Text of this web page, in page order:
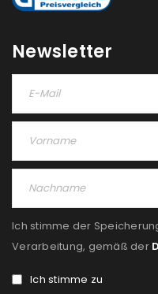
Newsletter
Ich stimme der
Verarbeitung, gemäß der
Ich stimme zu